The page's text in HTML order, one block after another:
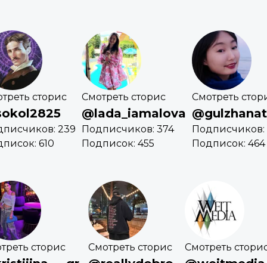
сторис
239
610
Смотреть сторис
@lada_iamalova
Подписчиков: 374
Подписок: 455
Смотреть
Подписчиков:
Подписок: 464
сторис Смотреть сторис Смотреть